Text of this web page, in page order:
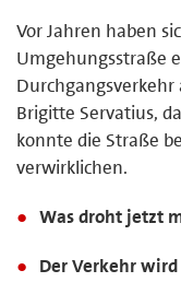
Vor Jahren haben
Umgehungsstraße
Brigitte Servatius,
konnte die Straße
verwirklichen.
Was droht jetzt
Der Verkehr